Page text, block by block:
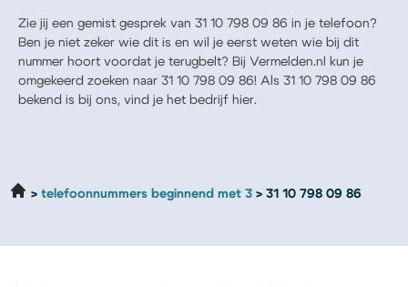
Zie jij een gemist gesprek van 31 10 798 09 86 in je telefoon?
Ben je niet zeker wie dit is en wil je eerst weten wie bij dit
nummer hoort voordat je terugbelt? Bij Vermelden.nl kun je
omgekeerd zoeken naar 31 10 798 09 86! Als 31 10 798 09 86
bekend is bij ons, vind je het bedrijf hier.
telefoonnummers beginnend met 3 31 10 798 09 86